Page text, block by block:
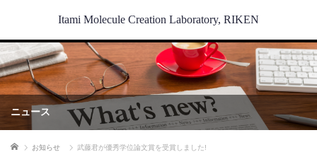
Itami Molecule Creation Laboratory, RIKEN
ニュース
ホーム お知らせ 武藤君が優秀学位論文賞を受賞しました!